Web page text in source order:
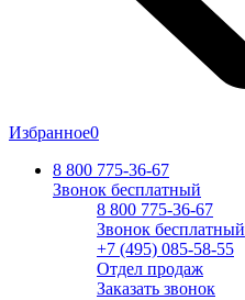
Избранное0
8 800 775-36-67
Звонок бесплатный
8 800 775-36-67
Звонок бесплатный
+7 (495) 085-58-55
Отдел продаж
Заказать звонок